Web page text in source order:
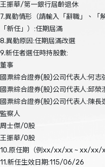
王振華/第一銀行屆齡退休
7.異動情形（請輸入「辭職」、「
「新任」）:任期屆滿
8.異動原因:任期屆滿改選
9.新任者選任時持股數:
董事
國票綜合證券(股)公司代表人:何
國票綜合證券(股)公司代表人:邱
國票綜合證券(股)公司代表人:陳
監察人
周士傑/0股
王振華/0股
10.原任期（例xx/xx/xx ~ xx/xx/
11.新任生效日期:115/06/26